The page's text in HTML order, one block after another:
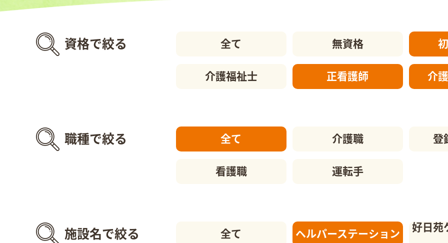
資格で絞る 全て 無資格
介護福祉士 正看護師 介
職種で絞る 全て 介護職 登
看護職 運転手
施設名で絞る 全て ヘルパーステーション
好日苑